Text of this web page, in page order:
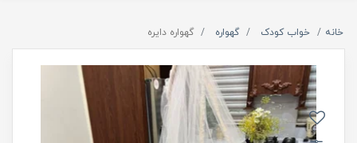
خانه خواب کودک گهواره گهواره دایره